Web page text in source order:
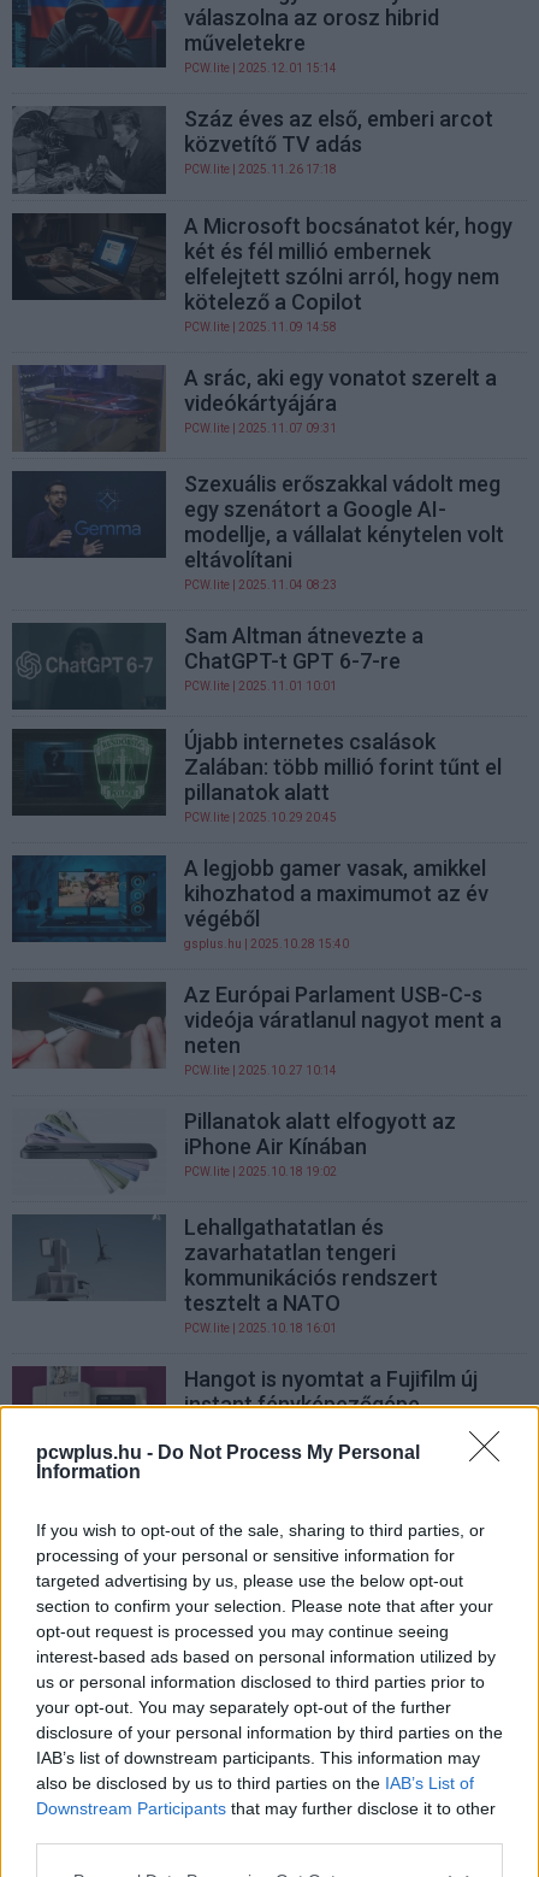
pcwplus.hu - Do Not Process My Personal
Information
If you wish to opt-out of the sale, sharing to third parties, or
processing of your personal or sensitive information for
targeted advertising by us, please use the below opt-out
section to confirm your selection. Please note that after your
opt-out request is processed you may continue seeing
interest-based ads based on personal information utilized by
us or personal information disclosed to third parties prior to
your opt-out. You may separately opt-out of the further
disclosure of your personal information by third parties on the
IAB’s list of downstream participants. This information may
also be disclosed by us to third parties on the IAB’s List of
Downstream Participants that may further disclose it to other
válaszolna az orosz hibrid
műveletekre
PCW.lite | 2025.12.01 15:14
Száz éves az első, emberi arcot
közvetítő TV adás
PCW.lite | 2025.11.26 17:18
A Microsoft bocsánatot kér, hogy
két és fél millió embernek
elfelejtett szólni arról, hogy nem
kötelező a Copilot
PCW.lite | 2025.11.09 14:58
A srác, aki egy vonatot szerelt a
videókártyájára
PCW.lite | 2025.11.07 09:31
Szexuális erőszakkal vádolt meg
egy szenátort a Google AI-
modellje, a vállalat kénytelen volt
eltávolítani
PCW.lite | 2025.11.04 08:23
Sam Altman átnevezte a
ChatGPT-t GPT 6-7-re
PCW.lite | 2025.11.01 10:01
Újabb internetes csalások
Zalában: több millió forint tűnt el
pillanatok alatt
PCW.lite | 2025.10.29 20:45
A legjobb gamer vasak, amikkel
kihozhatod a maximumot az év
végéből
gsplus.hu | 2025.10.28 15:40
Az Európai Parlament USB-C-s
videója váratlanul nagyot ment a
neten
PCW.lite | 2025.10.27 10:14
Pillanatok alatt elfogyott az
iPhone Air Kínában
PCW.lite | 2025.10.18 19:02
Lehallgathatatlan és
zavarhatatlan tengeri
kommunikációs rendszert
tesztelt a NATO
PCW.lite | 2025.10.18 16:01
Hangot is nyomtat a Fujifilm új
instant fényképezőgépe
PCW.lite| 2025.08.24 11:01
Ezekkel a Wi-Fi-szkennerekkel
pillanatok alatt rendbe teheted
otthoni hálózatodat
| 2025.08.17 10:13
James Cameron szerint a
Terminátor-jóslat még mindig
rémisztő lehetőség
PCW.lite | 2025.08.08 11:17
Musk visszakozott: bocsánatot
kért Trumptól egy X-posztban